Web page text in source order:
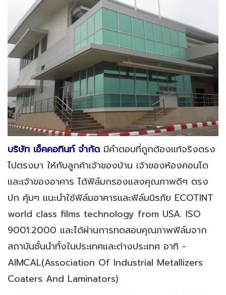
บริษัท เอ็คคอทินท์ จำกัด มีคำตอบที่ถูกต้องแท้จริงตรง
ไปตรงมา ให้กับลูกค้าเจ้าของบ้าน เจ้าของห้องคอนโด
และเจ้าของอาคาร ได้ฟิล์มกรองแสงคุณภาพดีๆ ตรง
ปก คุ้มๆ แนะนำใช้ฟิล์มอาคารและฟิล์มนิรภัย ECOTINT
world class films technology from USA. ISO
9001:2000 และได้ผ่านการทดสอบคุณภาพฟิล์มจาก
สถาบันชั้นนำทั้งในประเทศและต่างประเทศ อาทิ -
AIMCAL(Association Of Industrial Metallizers
Coaters And Laminators)